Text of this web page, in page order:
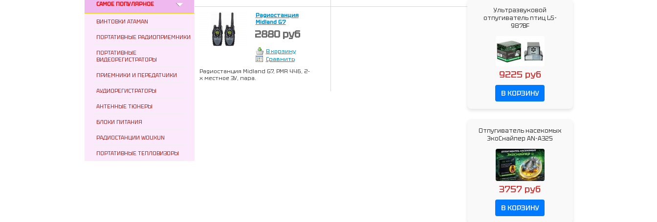
САМОЕ ПОПУЛЯРНОЕ
ВИНТОВКИ ATAMAN
ПОРТАТИВНЫЕ РАДИОПРИЕМНИКИ
ПОРТАТИВНЫЕ
ВИДЕОРЕГИСТРАТОРЫ
ПРИЕМНИКИ И ПЕРЕДАТЧИКИ
АУДИОРЕГИСТРАТОРЫ
АНТЕННЫЕ ТЮНЕРЫ
БЛОКИ ПИТАНИЯ
РАДИОСТАНЦИИ WOUXUN
ПОРТАТИВНЫЕ ТЕПЛОВИЗОРЫ
Радиостанция
Midland G7
2880 руб
В корзину
Сравнить
Радиостанция Midland G7, PMR 446, 2-
х местное ЗУ, пара.
Ультразвуковой
отпугиватель птиц LS-
987BF
9225 руб
В КОРЗИНУ
Отпугиватель насекомых
ЭкоСнайпер AN-A325
3757 руб
В КОРЗИНУ